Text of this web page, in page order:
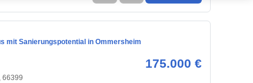
mit Sanierungspotential in Ommersheim
175.000 €
66399